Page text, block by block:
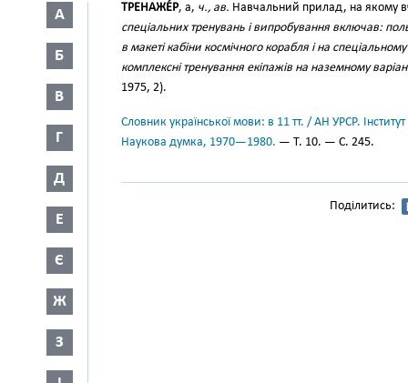
А
Б
В
Г
Д
Е
Є
Ж
З
ТРЕНАЖЕ́Р, а, ч., ав. Навчальний прилад, на якому
спеціальних тренувань і випробування включав:
в макеті кабіни космічного корабля і на
комплексні тренування екіпажів на наземному
1975, 2).
Словник української мови: в 11 тт. / АН УРСР.
Наукова думка, 1970—1980. — Т. 10. — С. 245.
Поділитись: